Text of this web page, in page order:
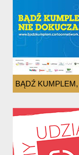
BĄDŹ